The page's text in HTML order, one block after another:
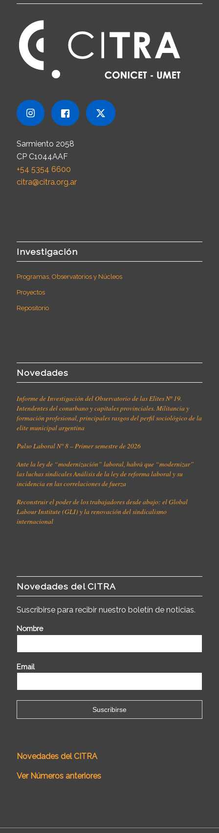
Sarmiento 2058
CP C1044AAF
+54 5354 6600
citra@citra.org.ar
Investigación
Programas, Observatorios y Núcleos
Proyectos
Repositorio
Novedades
Informe de Investigación del Observatorio de las Elites Nº 19.
Intendentes del conurbano y capitales provinciales. Militancia y
formación profesional, principales rasgos del perfil sociológico de la
elite municipal argentina
Pulso Laboral N° 8 – Primer semestre de 2026
Ante la ley de “modernización” laboral, habrá que “modernizar”
las luchas sindicales Análisis de la ley de reforma laboral y su
incidencia en las correlaciones de fuerza
Reconstruir el poder de los trabajadores desde abajo: el Global
Labour Institute (GLI) y la renovación del sindicalismo
internacional
Novedades del CITRA
Suscribirse para recibir nuestro boletín de noticias.
Nombre
Email
Novedades del CITRA
Ver Números anteriores